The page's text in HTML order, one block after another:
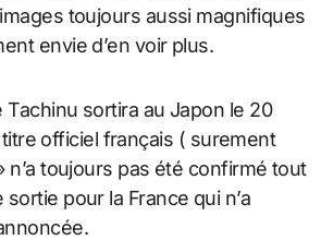
toujours aussi magnifiques
envie d’en voir plus.
Tachinu sortira au Japon le 20
officiel français ( surement
n’a toujours pas été confirmé tout
pour la France qui n’a